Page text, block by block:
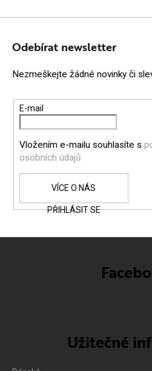
Z
Odebírat newsletter
Nezmeškejte žádné novinky či
E-mail
Vložením e-mailu souhlasíte s
osobních údajů
PŘIHLÁSIT SE
Užitečné